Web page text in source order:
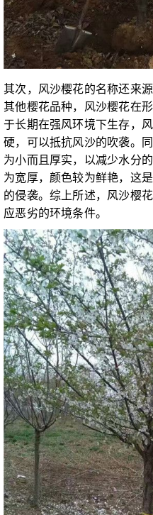
其次，风沙樱花的名称还来
其他樱花品种，风沙樱花在
于长期在强风环境下生存，
硬，可以抵抗风沙的吹袭。
为小而且厚实，以减少水分
为宽厚，颜色较为鲜艳，这
的侵袭。综上所述，风沙樱
应恶劣的环境条件。